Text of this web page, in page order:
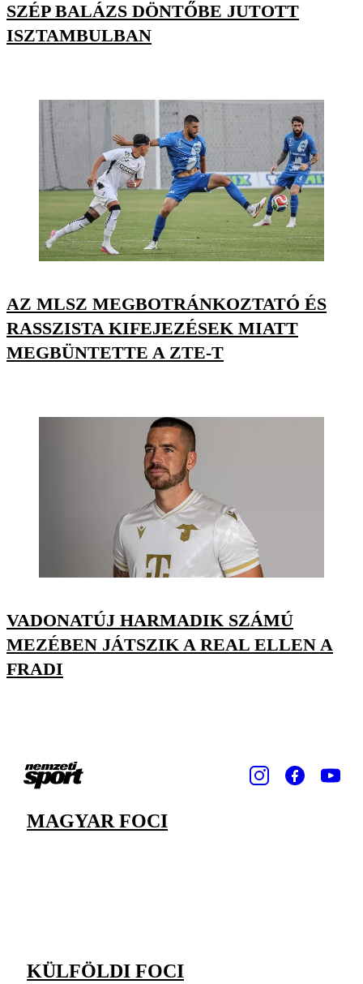
SZÉP BALÁZS DÖNTŐBE JUTOTT
ISZTAMBULBAN
AZ MLSZ MEGBOTRÁNKOZTATÓ ÉS
RASSZISTA KIFEJEZÉSEK MIATT
MEGBÜNTETTE A ZTE-T
VADONATÚJ HARMADIK SZÁMÚ
MEZÉBEN JÁTSZIK A REAL ELLEN A
FRADI
MAGYAR FOCI
KÜLFÖLDI FOCI